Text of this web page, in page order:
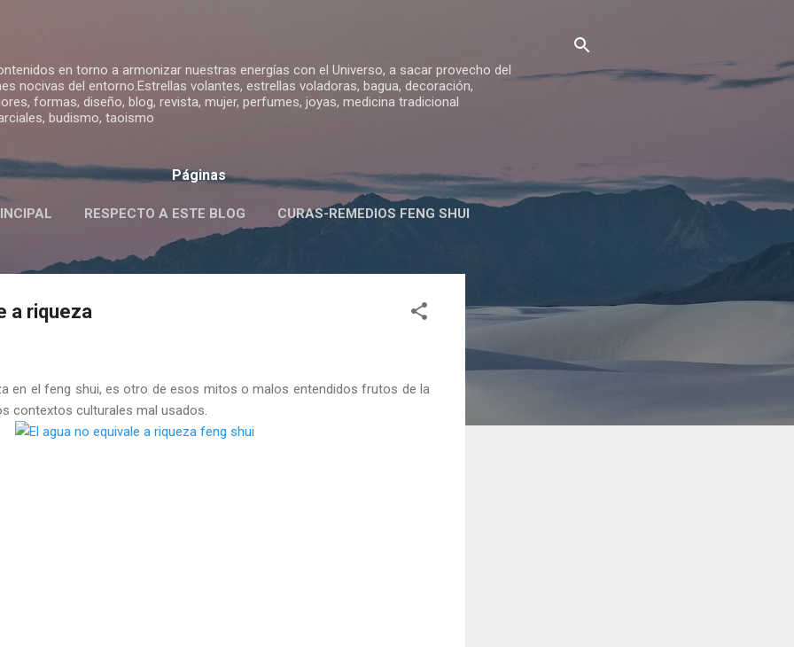
en torno a armonizar nuestras energías con el Universo, a sacar provecho del
nocivas del entorno.Estrellas volantes, estrellas voladoras, bagua, decoración,
formas, diseño, blog, revista, mujer, perfumes, joyas, medicina tradicional
budismo, taoismo
Páginas
RESPECTO A ESTE BLOG CURAS-REMEDIOS FENG SHUI
FENG SHUI-SIGNIFICADO-USO
a riqueza
en el feng shui, es otro de esos mitos o malos entendidos frutos de la
contextos culturales mal usados.